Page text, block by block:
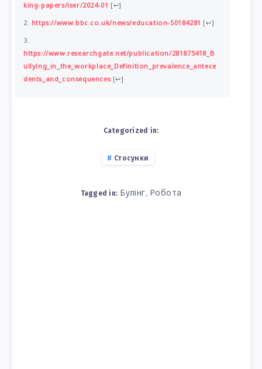
king-papers/iser/2024-01 [↩]
https://www.bbc.co.uk/news/education-50184281 [↩]
https://www.researchgate.net/publication/281875418_B
ullying_in_the_workplace_Definition_prevalence_antece
dents_and_consequences[↩]
Categorized in:
Стосунки
Tagged in: Булінг, Робота